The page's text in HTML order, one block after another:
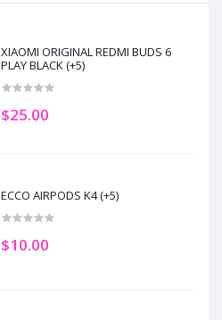
XIAOMI ORIGINAL REDMI BUDS 6
PLAY BLACK (+5)
$25.00
ECCO AIRPODS K4 (+5)
$10.00